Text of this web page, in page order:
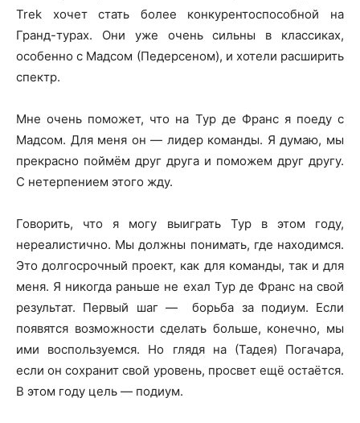
Trek хочет стать более конкурентоспособной на
Гранд-турах. Они уже очень сильны в классиках,
особенно с Мадсом (Педерсеном), и хотели расширить
спектр.
Мне очень поможет, что на Тур де Франс я поеду с
Мадсом. Для меня он — лидер команды. Я думаю, мы
прекрасно поймём друг друга и поможем друг другу.
С нетерпением этого жду.
Говорить, что я могу выиграть Тур в этом году,
нереалистично. Мы должны понимать, где находимся.
Это долгосрочный проект, как для команды, так и для
меня. Я никогда раньше не ехал Тур де Франс на свой
результат. Первый шаг — борьба за подиум. Если
появятся возможности сделать больше, конечно, мы
ими воспользуемся. Но глядя на (Тадея) Погачара,
если он сохранит свой уровень, просвет ещё остаётся.
В этом году цель — подиум.